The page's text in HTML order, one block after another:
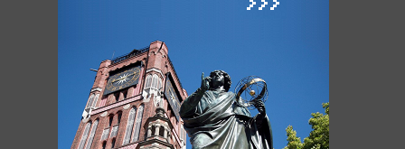
Dwór Artusa